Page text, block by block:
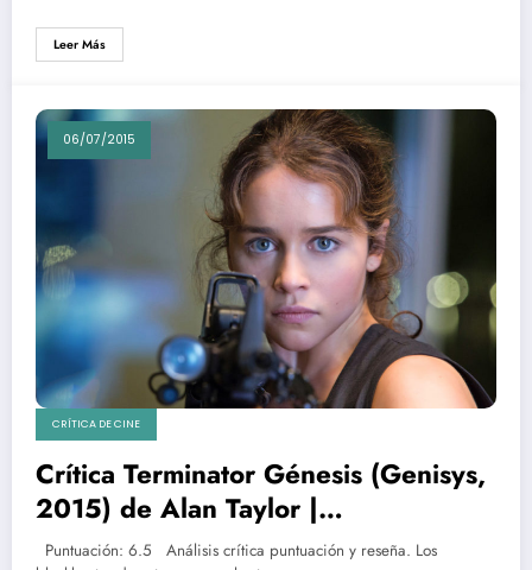
Leer Más
06/07/2015
CRÍTICA DE CINE
Crítica Terminator Génesis (Genisys,
2015) de Alan Taylor |
Schwarzenegger y Emilia Clarke
Puntuación: 6.5 Análisis crítica puntuación y reseña. Los